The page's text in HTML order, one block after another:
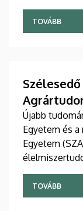
Központtal
Gyakorló
kurzust 19
A
tanévre.
TOVÁBB
Újabb
Egyetem és
Egyetem
viszonyát a
oktató- és
TOVÁBB